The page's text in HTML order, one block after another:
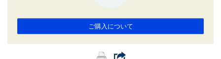
ご購入について